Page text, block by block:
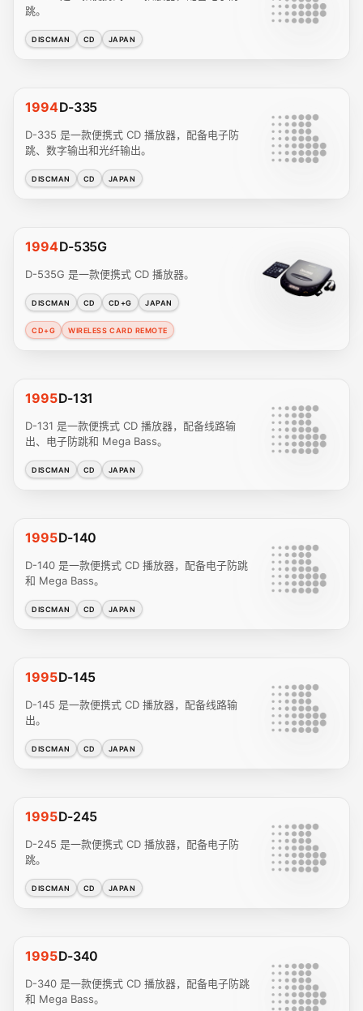
跳。
DISCMAN CD JAPAN
1994D-335
D-335 是一款便携式 CD 播放器，配备电子防
跳、数字输出和光纤输出。
DISCMAN CD JAPAN
1994D-535G
D-535G 是一款便携式 CD 播放器。
DISCMAN CD CD+G JAPAN
CD+G WIRELESS CARD REMOTE
1995D-131
D-131 是一款便携式 CD 播放器，配备线路输
出、电子防跳和 Mega Bass。
DISCMAN CD JAPAN
1995D-140
D-140 是一款便携式 CD 播放器，配备电子防跳
和 Mega Bass。
DISCMAN CD JAPAN
1995D-145
D-145 是一款便携式 CD 播放器，配备线路输
出。
DISCMAN CD JAPAN
1995D-245
D-245 是一款便携式 CD 播放器，配备电子防
跳。
DISCMAN CD JAPAN
1995D-340
D-340 是一款便携式 CD 播放器，配备电子防跳
和 Mega Bass。